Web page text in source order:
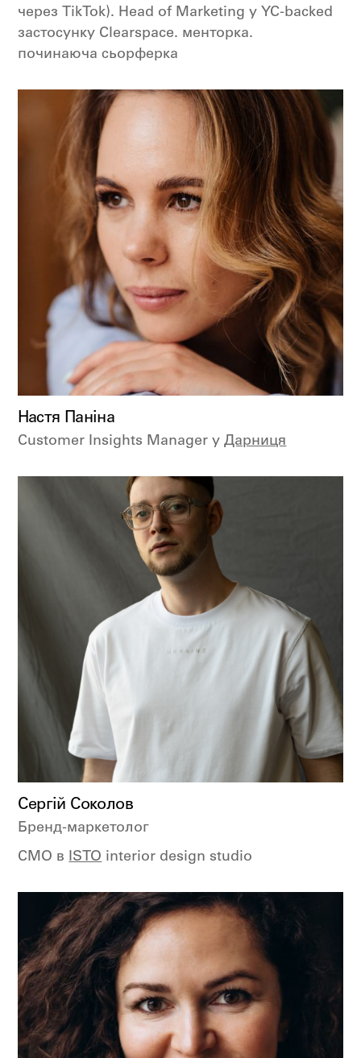
через TikTok). Head of Marketing у YC-backed
застосунку Clearspace. менторка.
починаюча сьорферка
Настя Паніна
Customer Insights Manager уДарниця
Сергій Соколов
Бренд-маркетолог
CMO в ISTO interior design studio